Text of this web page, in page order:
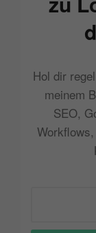
Hol dir
meinem
SEO,